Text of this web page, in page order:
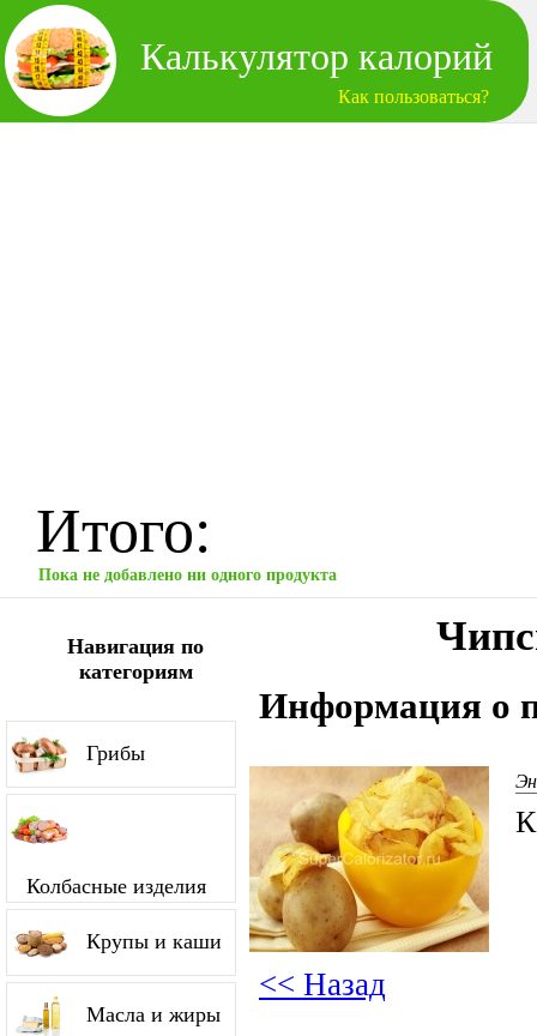
Калькулятор калорий
Как пользоваться?
Итого:
Пока не добавлено ни одного продукта
Навигация по
категориям
Грибы
Колбасные изделия
Крупы и каши
Масла и жиры
Информация о
<< Назад